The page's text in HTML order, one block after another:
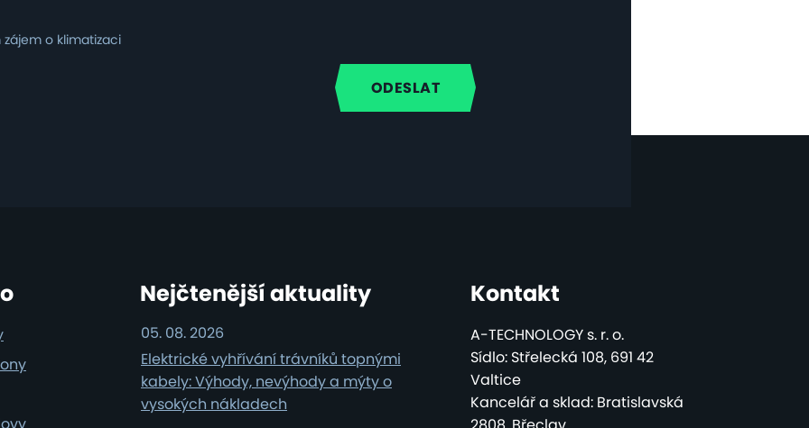
zájem o klimatizaci
Nejčtenější aktuality
Elektrické vyhřívání trávníků topnými
kabely: Výhody, nevýhody a mýty o
vysokých nákladech
05. 08. 2026
Kontakt
A-TECHNOLOGY s. r. o.
Sídlo: Střelecká 108, 691 42
Valtice
Kancelář a sklad: Bratislavská